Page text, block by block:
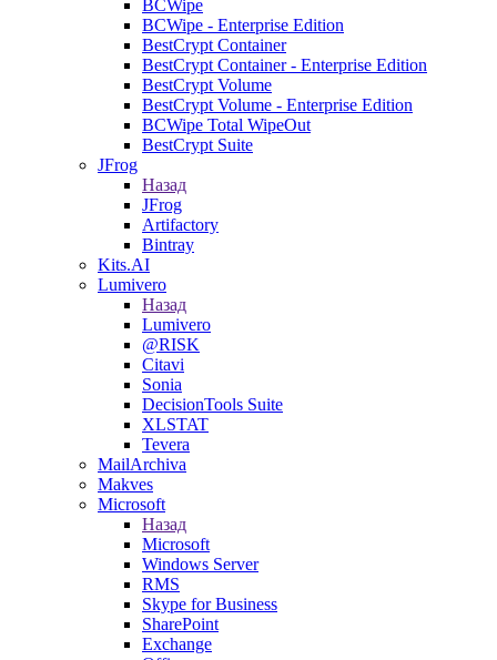
BCWipe
BCWipe - Enterprise Edition
BestCrypt Container
BestCrypt Container - Enterprise Edition
BestCrypt Volume
BestCrypt Volume - Enterprise Edition
BCWipe Total WipeOut
BestCrypt Suite
JFrog
Назад
JFrog
Artifactory
Bintray
Kits.AI
Lumivero
Назад
Lumivero
@RISK
Citavi
Sonia
DecisionTools Suite
XLSTAT
Tevera
MailArchiva
Makves
Microsoft
Назад
Microsoft
Windows Server
RMS
Skype for Business
SharePoint
Exchange